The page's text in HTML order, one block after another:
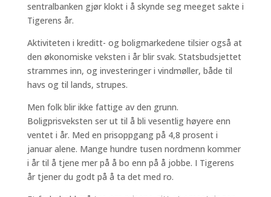
sentralbanken gjør klokt i å skynde seg meeget sakte i
Tigerens år.
Aktiviteten i kreditt- og boligmarkedene tilsier også at
den økonomiske veksten i år blir svak. Statsbudsjettet
strammes inn, og investeringer i vindmøller, både til
havs og til lands, strupes.
Men folk blir ikke fattige av den grunn.
Boligprisveksten ser ut til å bli vesentlig høyere enn
ventet i år. Med en prisoppgang på 4,8 prosent i
januar alene. Mange hundre tusen nordmenn kommer
i år til å tjene mer på å bo enn på å jobbe. I Tigerens
år tjener du godt på å ta det med ro.